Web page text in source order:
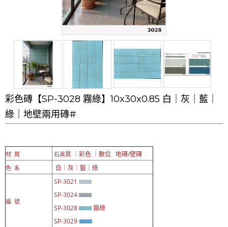
彩色磚【SP-3028 霧綠】10x30x0.85 白｜灰｜藍｜
綠｜地壁兩用磚#
材 質 石英質 ｜彩色 ｜數位 地磚/壁磚
色 系 白｜灰｜藍｜綠
編 號
SP-3021
SP-3024
SP-3028
霧綠
SP-3029